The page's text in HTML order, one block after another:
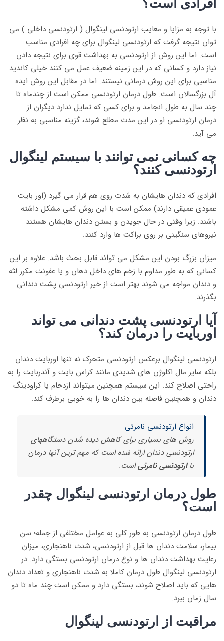
با توجه به مزایا و معایب ارتودنسی لینگوال ( ارتودنسی داخلی ) می
توان نتیجه گرفت که ارتودنسی لینگوال برای چه افرادی مناسب
است. اما این روش از ارتودنسی به بهداشت قوی برای نتیجه دادن
نیاز دارد و کسانی که در این زمینه ضعیف عمل می کنند خیلی کاندید
مناسبی برای این روش درمانی نیستند. اما در مقابل این روش ایده
آل بزرگسالان است. طول درمان ارتودنسی ممکن است از چندماه تا
چند سال به طول انجامد و برای کسی که تمایل ندارد دیگران از
درمان ارتودنسی او در این مدت مطلع شوند، گزینه مناسبی به نظر
می آید.
چه کسانی نمی توانند با سیستم لینگوال
ارتودنسی کنند؟
افرادی که دندان هایشان به شدت روی هم قرار می گیرد (اور بایت
عمودی عمیقی دارند) ممکن است با این روش کمی مشکل داشته
باشند. زیرا وقتی در حال جویدن و بستن دندان هایشان هستند
نیروهای سنگینی بر روی براکت ها وارد کنند.
میزان بزرگ بودن این مشکل می تواند قابل بحث باشد. علاوه بر این
کسانی که به طور مداوم با زخم های داخل دهان و یا عفونت مکرر لثه
و دندان مواجه می شوند بهتر است از خیر ارتودنسی پشت دندانی
بگذرند.
آیا ارتودنسی پشت دندانی می تواند
اوربایت را درمان کند؟
ارتودنسی لینگوال برعکس ارتودنسی متحرک نه تنها اوربایت دندان
بلکه سایر مال اکلوژن های شدیدی مانند کراس بایت و آندربایت را به
راحتی اصلاح کند. این سیستم همچنین میتواند ازدحام یا کراودینگ
دندان و همچنین فاصله بین دندان ها را به خوبی برطرف کند.
انواع ارتودنسی نامرئی
روش های بسیاری برای کاهش دیده شدن دستگاههای
ارتودنسی دندان ارائه شده است که مهم ترین آنها درمان
باارتودنسی نامرئیاست.
طول درمان ارتودنسی لینگوال چقدر
است؟
طول درمان ارتودنسی به طور کلی به عوامل مختلفی از جمله؛ سن
بیمار، سلامت دندان ها قبل از ارتودنسی، شدت ناهنجاری، میزان
رعایت بهداشت دندان ها و نوع درمان ارتودنسی بستگی دارد. در
ارتودنسی لینگوال طول درمان کاملا به شدت ناهنجاری و تعداد دندان
هایی که باید اصلاح شوند، بستگی دارد و ممکن است چند ماه تا دو
سال زمان ببرد.
مراقبت از ارتودنسی لینگوال